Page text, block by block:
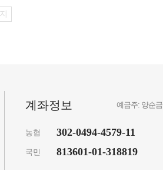
계좌정보 예금주: 양순금
농협
국민
302-0494-4579-11
813601-01-318819